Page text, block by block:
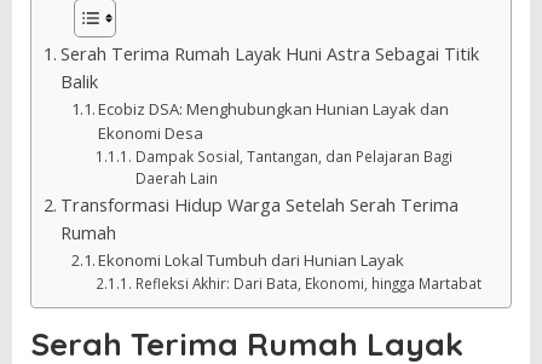
Serah Terima Rumah Layak Huni Astra Sebagai Titik
Balik
Ecobiz DSA: Menghubungkan Hunian Layak dan
Ekonomi Desa
Dampak Sosial, Tantangan, dan Pelajaran Bagi
Daerah Lain
Transformasi Hidup Warga Setelah Serah Terima
Rumah
Ekonomi Lokal Tumbuh dari Hunian Layak
Refleksi Akhir: Dari Bata, Ekonomi, hingga Martabat
Serah Terima Rumah Layak